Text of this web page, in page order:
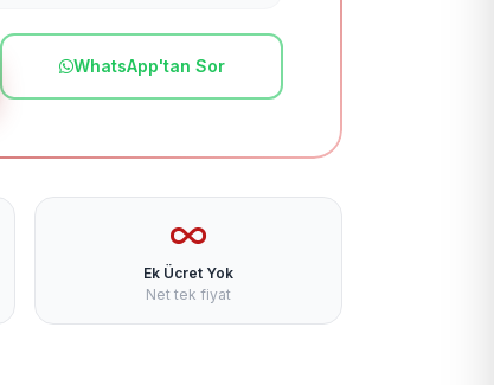
WhatsApp'tan Sor
Ek Ücret Yok
Net tek fiyat